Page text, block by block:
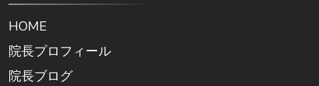
HOME
院長プロフィール
院長ブログ